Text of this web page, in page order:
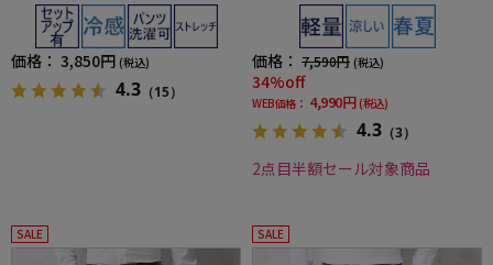
価格： 3,850円 (税込)
4.3 （15）
価格： 7,590円 (税込)
34%off
WEB価格： 4,990円 (税込)
4.3 （3）
2点目半額セール対象商品
SALE SALE